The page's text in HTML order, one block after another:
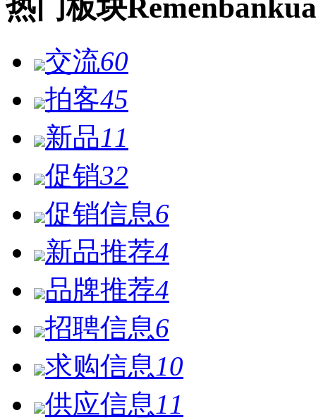
热门板块Remen
交流60
拍客45
新品11
促销32
促销信息6
新品推荐4
品牌推荐4
招聘信息6
求购信息 10
供应信息 11